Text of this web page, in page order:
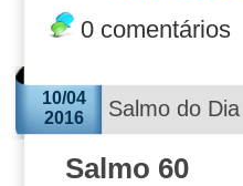
0 comentários
10/04
2016
Salmo do
Salmo 60